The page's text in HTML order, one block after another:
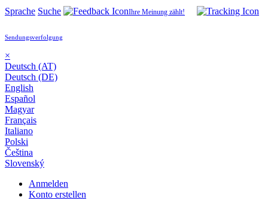
Sprache Suche Ihre Meinung zählt!
Sendungsverfolgung
×
Deutsch (AT)
Deutsch (DE)
English
Español
Magyar
Français
Italiano
Polski
Čeština
Slovenský
Anmelden
Konto erstellen